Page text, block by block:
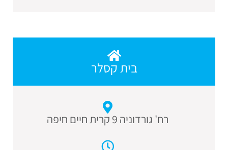
בית קסלר
רח' גורדוניה 9 קרית חיים חיפה